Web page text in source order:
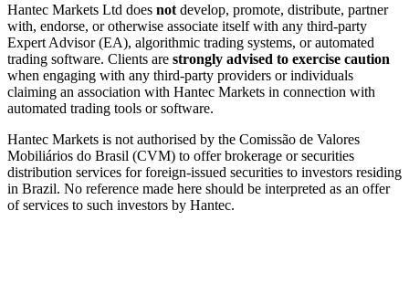
Hantec Markets Ltd does not develop, promote, distribute, partner
with, endorse, or otherwise associate itself with any third-party
Expert Advisor (EA), algorithmic trading systems, or automated
trading software. Clients are strongly advised to exercise caution
when engaging with any third-party providers or individuals
claiming an association with Hantec Markets in connection with
automated trading tools or software.
Hantec Markets is not authorised by the Comissão de Valores
Mobiliários do Brasil (CVM) to offer brokerage or securities
distribution services for foreign-issued securities to investors residing
in Brazil. No reference made here should be interpreted as an offer
of services to such investors by Hantec.